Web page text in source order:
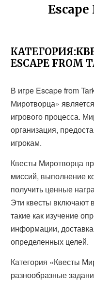
ESCAPE FROM
В игре Escape from
Миротворца»
игрового процесса.
организация,
игрокам.
Квесты Миротворца
миссий, выполнение
получить ценные
Эти квесты включают
такие как изучение
информации,
определенных целей.
Категория «Квесты
разнообразные